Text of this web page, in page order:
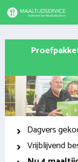
Spring
naar
Dagvers
Vrijblijvend